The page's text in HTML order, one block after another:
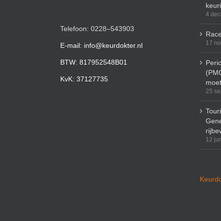
Telefoon: 0228–543903
E-mail: info@keurdokter.nl
BTW: 817952548B01
KvK: 37127735
4
17
25
12